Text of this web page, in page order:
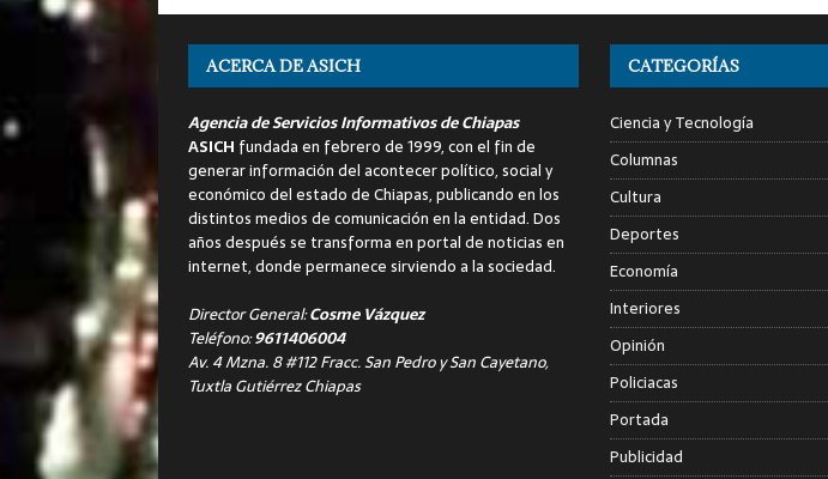
ACERCA DE ASICH
Agencia de Servicios Informativos de Chiapas
ASICH fundada en febrero de 1999, con el fin de
generar información del acontecer político, social y
económico del estado de Chiapas, publicando en los
distintos medios de comunicación en la entidad. Dos
años después se transforma en portal de noticias en
internet, donde permanece sirviendo a la sociedad.
Director General:Cosme Vázquez
Teléfono:9611406004
Av. 4 Mzna. 8 #112 Fracc. San Pedro y San Cayetano,
Tuxtla Gutiérrez Chiapas
CATEGORÍAS
Ciencia y Tecnología
Columnas
Cultura
Deportes
Economía
Interiores
Opinión
Policiacas
Portada
Publicidad